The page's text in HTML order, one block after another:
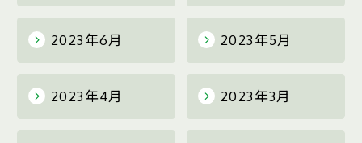
2023年6月 2023年5月
2023年4月 2023年3月